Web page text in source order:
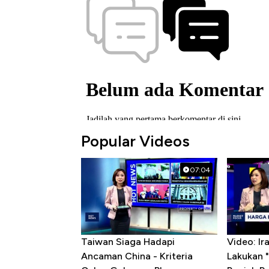
Popular Videos
07:04
Taiwan Siaga Hadapi
Ancaman China - Kriteria
Video:
Lakukan